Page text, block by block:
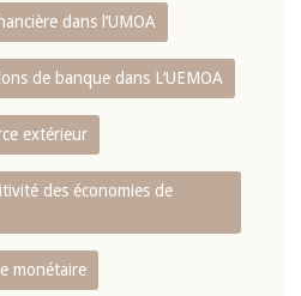
dans l‘UMOA
de banque dans L‘UEMOA
extérieur
des économies de
monétaire